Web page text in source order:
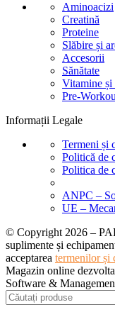
Aminoacizi
Creatină
Proteine
Slăbire și
Accesorii
Sănătate
Vitamine și
Pre-
Informații Legale
Termeni și
Politică de
Politica de
ANPC –
UE –
© Copyright 2026 –
suplimente și
acceptarea termenilor și
Magazin online
Software &